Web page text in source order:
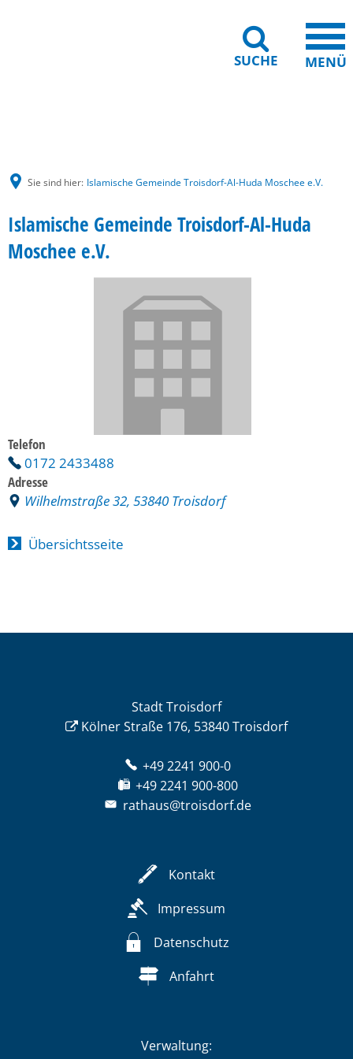
SUCHE MENÜ
Sie sind hier: Islamische Gemeinde Troisdorf-Al-Huda Moschee e.V.
Islamische Gemeinde Troisdorf-Al-Huda
Moschee e.V.
Telefon
0172 2433488
Adresse
Wilhelmstraße 32, 53840 Troisdorf
Übersichtsseite
Stadt Troisdorf
Kölner Straße 176, 53840 Troisdorf
+49 2241 900-0
+49 2241 900-800
rathaus@troisdorf.de
Kontakt
Impressum
Datenschutz
Anfahrt
Verwaltung: